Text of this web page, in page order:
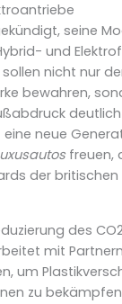
seine
und
sollen nicht nur
bewahren,
neue
freuen,
der
des
mit
um
zu